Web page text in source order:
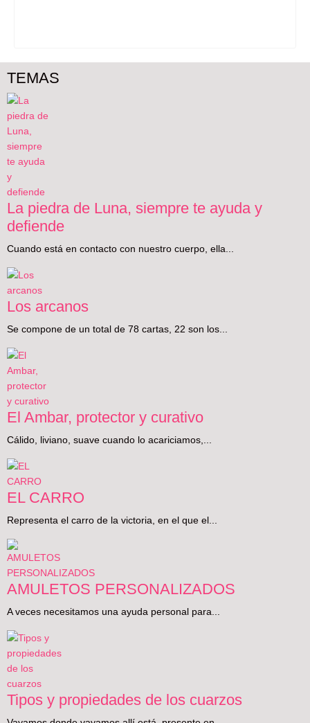
TEMAS
La piedra de Luna, siempre te ayuda y
defiende
Cuando está en contacto con nuestro cuerpo, ella...
Los arcanos
Se compone de un total de 78 cartas, 22 son los...
El Ambar, protector y curativo
Cálido, liviano, suave cuando lo acariciamos,...
EL CARRO
Representa el carro de la victoria, en el que el...
AMULETOS PERSONALIZADOS
A veces necesitamos una ayuda personal para...
Tipos y propiedades de los cuarzos